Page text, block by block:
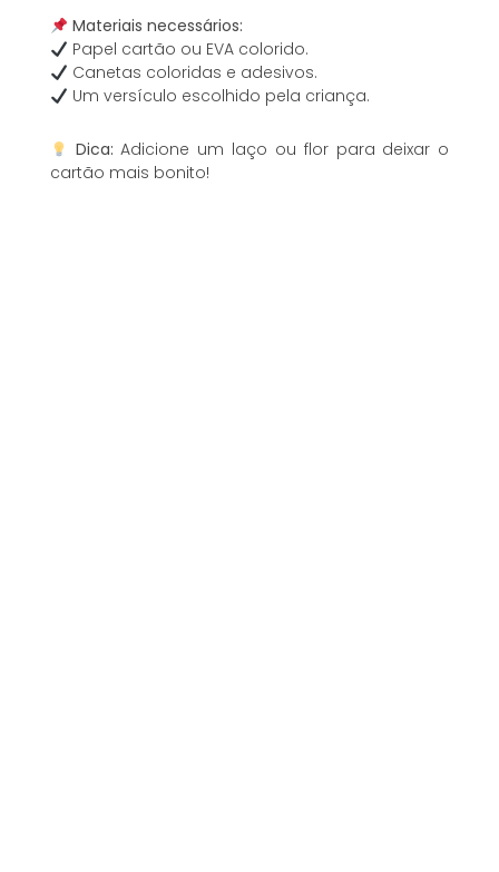
Materiais necessários:
Papel cartão ou EVA colorido.
Canetas coloridas e adesivos.
Um versículo escolhido pela criança.
Dica: Adicione um laço ou flor para deixar o
cartão mais bonito!